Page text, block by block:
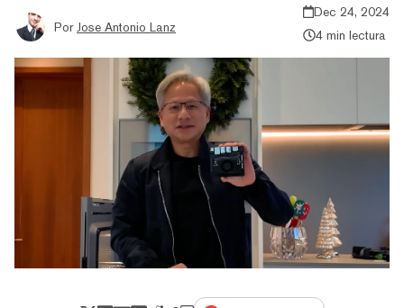
Por Jose Antonio Lanz
Dec 24, 2024
4 min lectura